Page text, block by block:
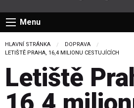
Menu
HLAVNÍ STRÁNKA
DOPRAVA
CURRENT:
LETIŠTĚ PRAHA, 16,4 MILIONU CESTUJÍCÍCH
Letiště